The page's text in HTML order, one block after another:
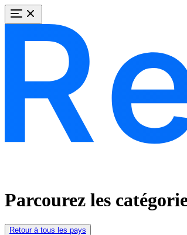
Parcourez les
Retour à tous les pays